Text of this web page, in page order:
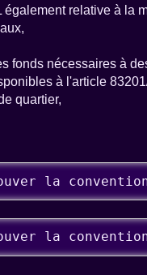
relative à la
fonds nécessaires à
à l'article
quartier,
la
la